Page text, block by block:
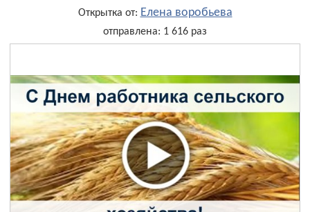
Открытка от: Елена воробьева
отправлена: 1 616 раз